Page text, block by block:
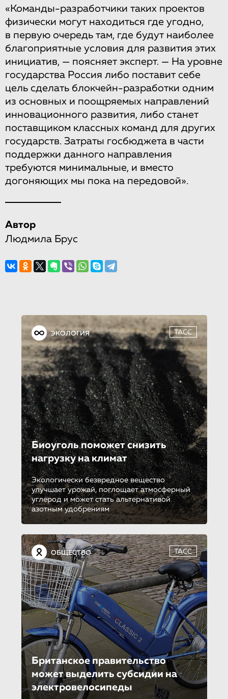
«Команды-разработчики таких проектов
физически могут находиться где угодно,
в первую очередь там, где будут наиболее
благоприятные условия для развития этих
инициатив, — поясняет эксперт. — На уровне
государства Россия либо поставит себе
цель сделать блокчейн-разработки одним
из основных и поощряемых направлений
инновационного развития, либо станет
поставщиком классных команд для других
государств. Затраты госбюджета в части
поддержки данного направления
требуются минимальные, и вместо
догоняющих мы пока на передовой».
Автор
Людмила Брус
ЭКОЛОГИЯ ТАСС
Биоуголь поможет снизить
нагрузку на климат
Экологически безвредное вещество
улучшает урожай, поглощает атмосферный
углерод и может стать альтернативой
азотным удобрениям
ОБЩЕСТВО ТАСС
Британское правительство
может выделить субсидии на
электровелоси­пе­ды